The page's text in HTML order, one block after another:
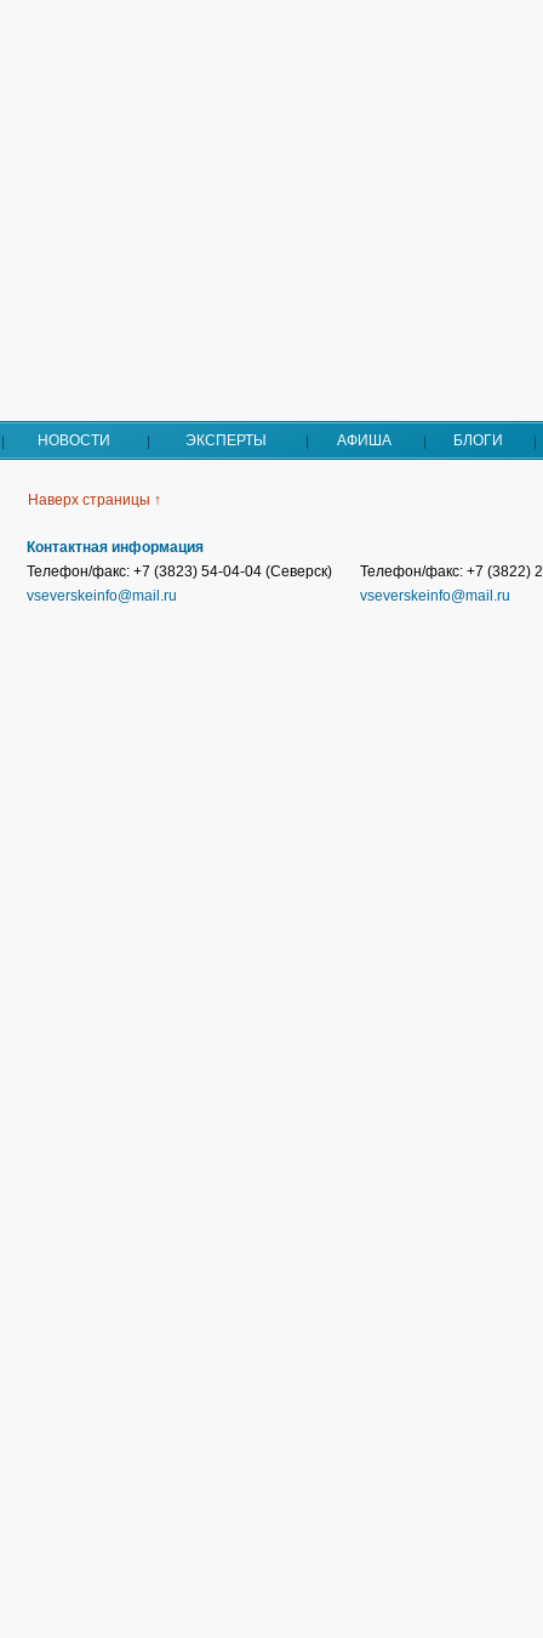
НОВОСТИ ЭКСПЕРТЫ АФИША БЛОГИ
Наверх страницы ↑
Контактная информация
Телефон/факс: +7 (3823) 54-04-04 (Северск)
vseverskeinfo@mail.ru
Телефон/факс: +7 (3822)
vseverskeinfo@mail.ru